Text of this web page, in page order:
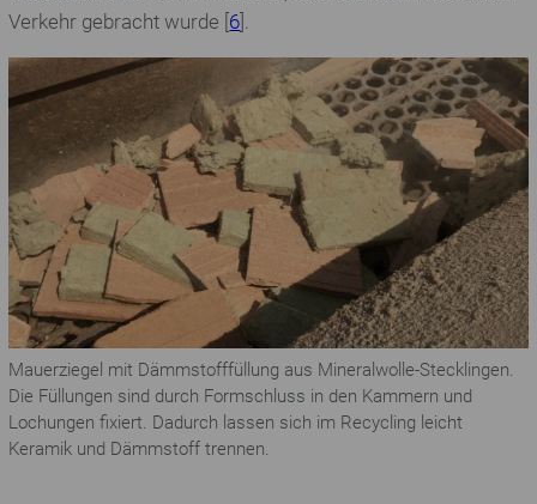
Verkehr gebracht wurde [6].
Mauerziegel mit Dämmstofffüllung aus Mineralwolle-Stecklingen.
Die Füllungen sind durch Formschluss in den Kammern und
Lochungen fixiert. Dadurch lassen sich im Recycling leicht
Keramik und Dämmstoff trennen.